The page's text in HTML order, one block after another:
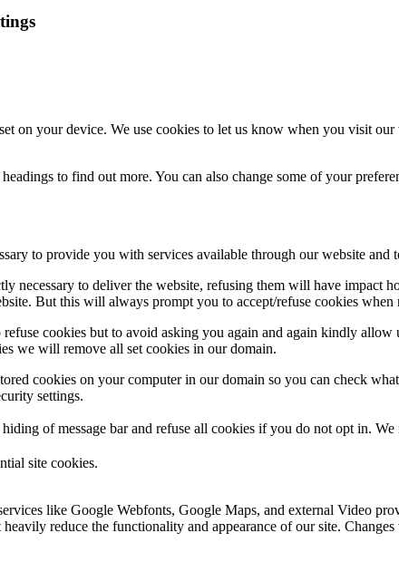
on your device. We use cookies to let us know when you visit
to find out more. You can also change some of your
to provide you with services available through our website and
necessary to deliver the website, refusing them will have
But this will always prompt you to accept/refuse cookies when
cookies but to avoid asking you again and again kindly
we will remove all set cookies in our domain.
cookies on your computer in our domain so you can check
settings.
of message bar and refuse all cookies if you do not opt in.
site cookies.
like Google Webfonts, Google Maps, and external Video
heavily reduce the functionality and appearance of our site.